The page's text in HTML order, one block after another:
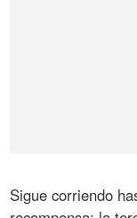
Sigue corriendo